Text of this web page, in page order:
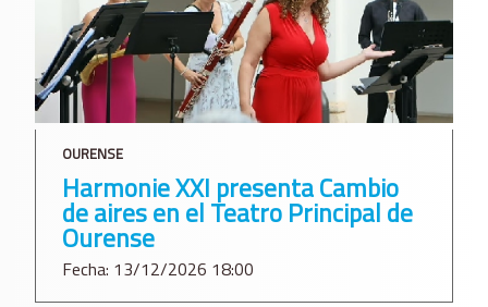
OURENSE
Harmonie XXI presenta Cambio
de aires en el Teatro Principal de
Ourense
Fecha: 13/12/2026 18:00